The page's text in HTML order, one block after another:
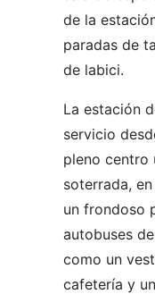
de la
paradas de
de labici.
La estación
servicio
pleno centro
soterrada,
un frondoso
autobuses
como un
cafetería y